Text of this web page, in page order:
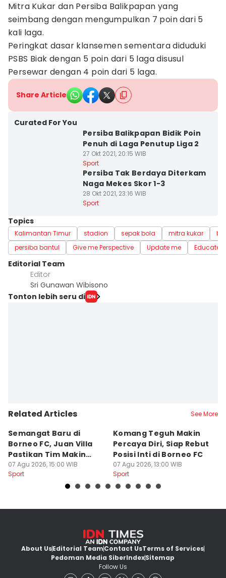
Mitra Kukar dan Persiba Balikpapan yang
seimbang dengan mengumpulkan 7 poin dari 5
kali laga.
Peringkat dasar klansemen sementara diduduki
PSBS Biak dengan 5 poin dari 5 laga disusul
Persewar dengan 4 poin dari 5 laga.
Share Article
Curated For You
Persiba Balikpapan Bidik Poin
Penuh di Laga Penutup Liga 2
27 Okt 2021, 20:15 WIB
Sport
Persiba Tak Berdaya Diterkam
Naga Mekes Skor 1-3
28 Okt 2021, 23:16 WIB
Sport
Topics
Kalimantan Timur stadion sepak bola mitra kukar
persiba bantul
Give me Perspective Update me Educate
Editorial Team
Editor
Sri Gunawan Wibisono
Tonton lebih seru di
Related Articles See More
Semangat Baru di
Borneo FC, Juan Villa
Pastikan Tim Makin
Kompak
07 Agu 2026, 15:00 WIB
Sport
Komang Teguh Makin
Percaya Diri, Siap Rebut
Posisi Inti di Borneo FC
07 Agu 2026, 13:00 WIB
Sport
About UsEditorial TeamContact UsTerms of Services
Pedoman Media SiberIndexSitemap
Follow Us